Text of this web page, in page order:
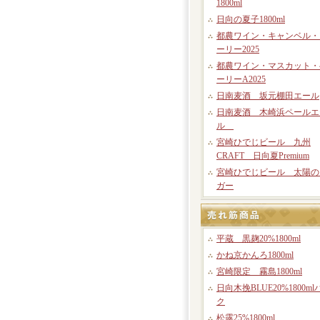
1800ml
日向の夏子1800ml
都農ワイン・キャンベル
ーリー2025
都農ワイン・マスカット
ーリーA2025
日南麦酒 坂元棚田エール
日南麦酒 木崎浜ペールエ
ル
宮崎ひでじビール 九州
CRAFT 日向夏Premium
宮崎ひでじビール 太陽の
ガー
平蔵 黒麹20%1800ml
かね京かんろ1800ml
宮崎限定 霧島1800ml
日向木挽BLUE20%1800ml
ク
松露25%1800ml